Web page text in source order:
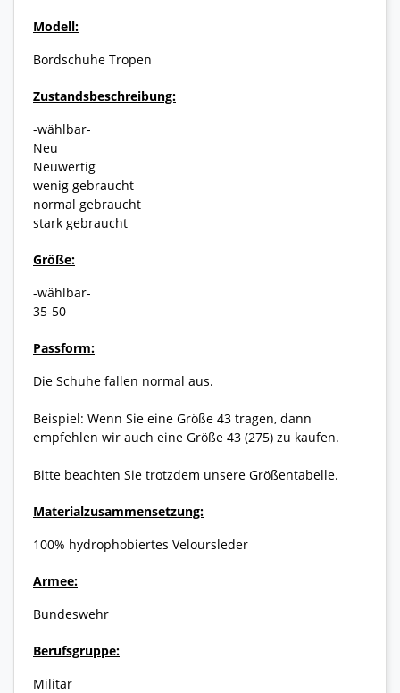
Modell:
Bordschuhe Tropen
Zustandsbeschreibung:
-wählbar-
Neu
Neuwertig
wenig gebraucht
normal gebraucht
stark gebraucht
Größe:
-wählbar-
35-50
Passform:
Die Schuhe fallen normal aus.
Beispiel: Wenn Sie eine Größe 43 tragen, dann
empfehlen wir auch eine Größe 43 (275) zu kaufen.
Bitte beachten Sie trotzdem unsere Größentabelle.
Materialzusammensetzung:
100% hydrophobiertes Veloursleder
Armee:
Bundeswehr
Berufsgruppe:
Militär